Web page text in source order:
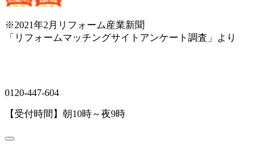
※2021年2月リフォーム産業新聞
「リフォームマッチングサイトアンケート調査」より
0120-447-604
【受付時間】朝10時～夜9時